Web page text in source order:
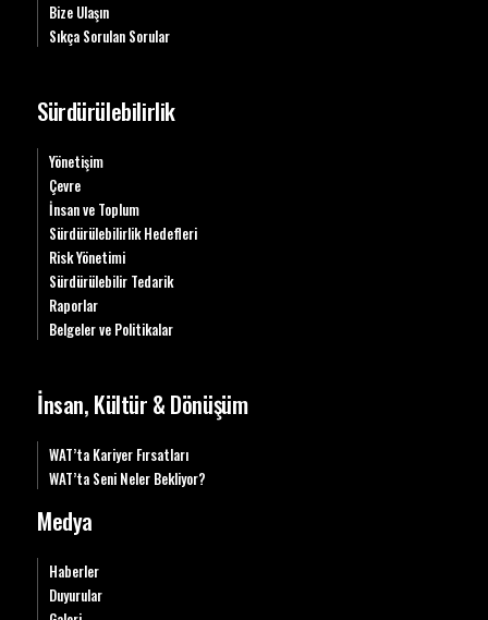
Bize Ulaşın
Sıkça Sorulan Sorular
Sürdürülebilirlik
Yönetişim
Çevre
İnsan ve Toplum
Sürdürülebilirlik Hedefleri
Risk Yönetimi
Sürdürülebilir Tedarik
Raporlar
Belgeler ve Politikalar
İnsan, Kültür & Dönüşüm
WAT’ta Kariyer Fırsatları
WAT’ta Seni Neler Bekliyor?
Medya
Haberler
Duyurular